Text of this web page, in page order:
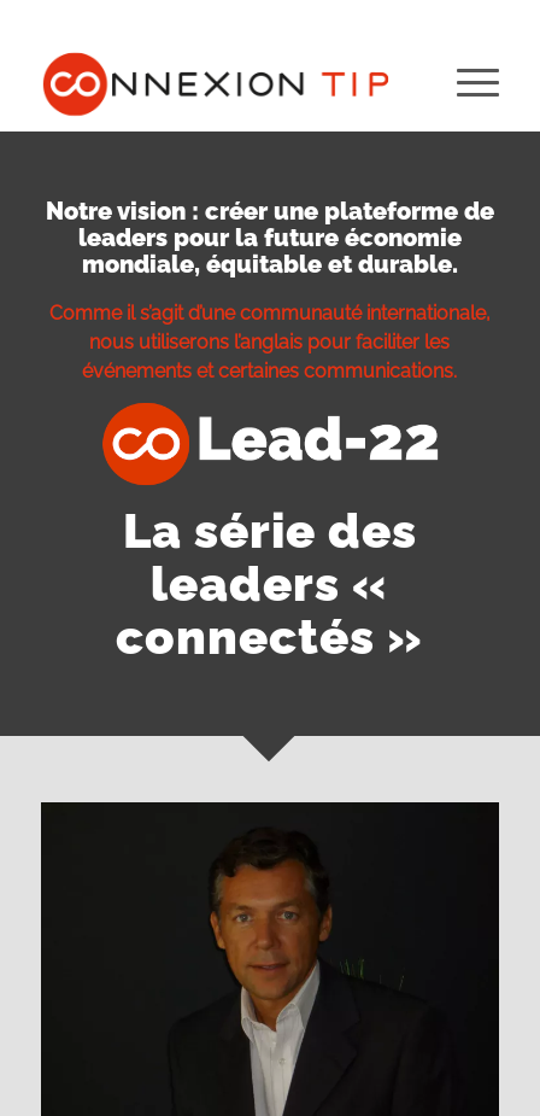
Notre vision : créer une plateforme de
leaders pour la future économie
mondiale, équitable et durable.
Comme il s’agit d’une communauté internationale,
nous utiliserons l’anglais pour faciliter les
événements et certaines communications.
La série des
leaders «
connectés »